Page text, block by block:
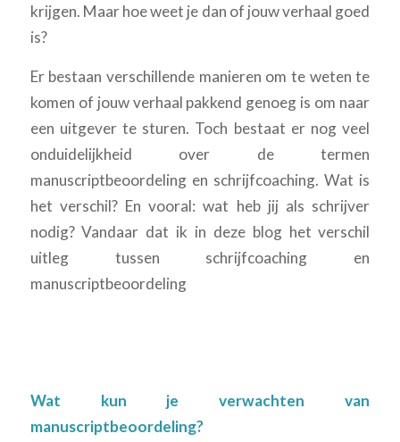
krijgen. Maar hoe weet je dan of jouw verhaal goed
is?
Er bestaan verschillende manieren om te weten te
komen of jouw verhaal pakkend genoeg is om naar
een uitgever te sturen. Toch bestaat er nog veel
onduidelijkheid over de termen
manuscriptbeoordeling en schrijfcoaching. Wat is
het verschil? En vooral: wat heb jij als schrijver
nodig? Vandaar dat ik in deze blog het verschil
uitleg tussen schrijfcoaching en
manuscriptbeoordeling
Wat kun je verwachten van
manuscriptbeoordeling?